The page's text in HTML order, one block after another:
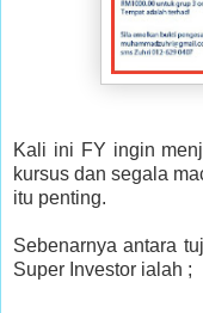
Kali ini FY ingin
kursus dan segala
itu penting.
Sebenarnya antara
Super Investor ialah ;